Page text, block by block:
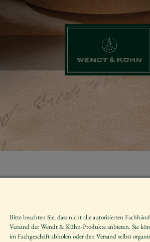
Bitte beachten Sie, dass nicht alle autorisierten
Versand der Wendt & Kühn-Produkte anbieten. Sie
im Fachgeschäft abholen oder den Versand selbst